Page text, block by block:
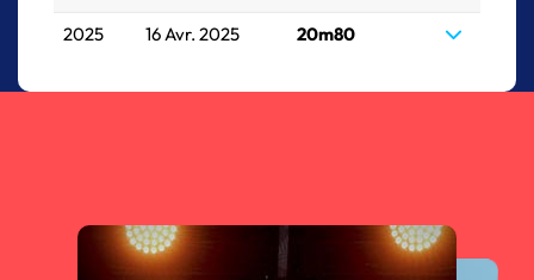
2025 16 Avr. 2025 20m80